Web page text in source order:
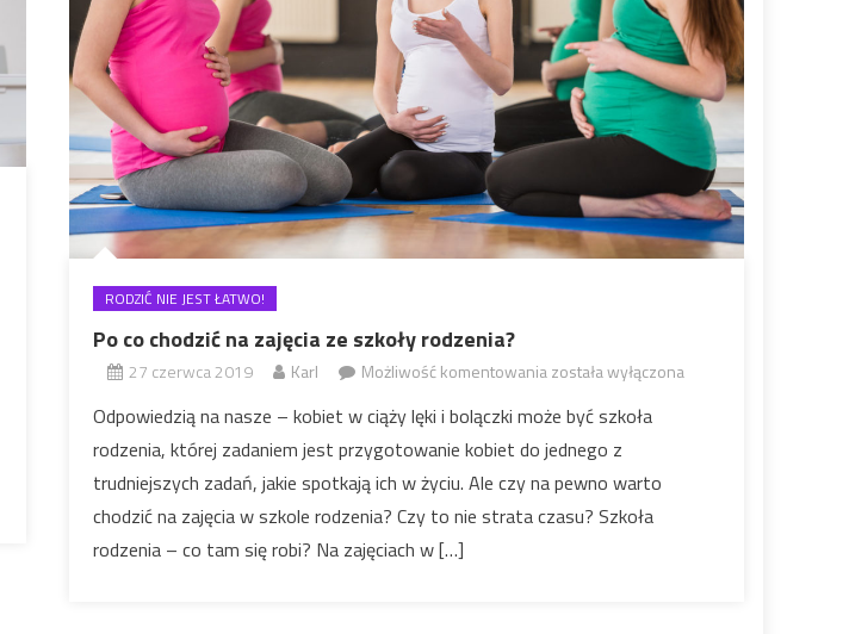
RODZIĆ NIE JEST ŁATWO!
Po co chodzić na zajęcia ze szkoły rodzenia?
27 czerwca 2019 Karl Możliwość komentowaniaPo co chodzić na zajęcia ze
została wyłączona
Odpowiedzią na nasze – kobiet w ciąży lęki i bolączki może być szkoła
rodzenia, której zadaniem jest przygotowanie kobiet do jednego z
trudniejszych zadań, jakie spotkają ich w życiu. Ale czy na pewno warto
chodzić na zajęcia w szkole rodzenia? Czy to nie strata czasu? Szkoła
rodzenia – co tam się robi? Na zajęciach w […]